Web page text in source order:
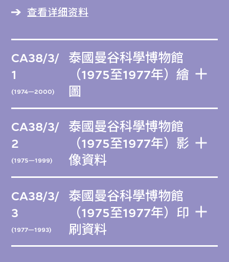
查看详细资料
CA38/3/
1
(1974—2000)
泰國曼谷科學博物館
（1975至1977年）繪
圖
CA38/3/
2
(1975—1999)
泰國曼谷科學博物館
（1975至1977年）影
像資料
CA38/3/
3
(1977—1993)
泰國曼谷科學博物館
（1975至1977年）印
刷資料